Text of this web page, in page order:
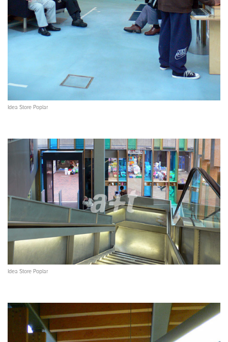
Idea Store Poplar
Idea Store Poplar